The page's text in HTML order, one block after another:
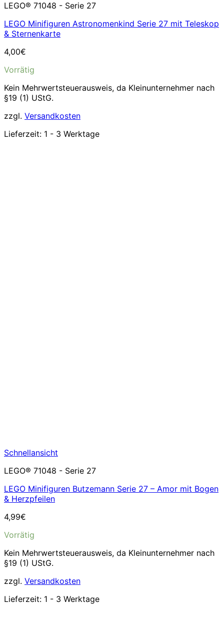
LEGO® 71048 - Serie 27
LEGO Minifiguren Astronomenkind Serie 27 mit Teleskop
& Sternenkarte
4,00€
Vorrätig
Kein Mehrwertsteuerausweis, da Kleinunternehmer nach
§19 (1) UStG.
zzgl. Versandkosten
Lieferzeit: 1 - 3 Werktage
Schnellansicht
LEGO® 71048 - Serie 27
LEGO Minifiguren Butzemann Serie 27 – Amor mit Bogen
& Herzpfeilen
4,99€
Vorrätig
Kein Mehrwertsteuerausweis, da Kleinunternehmer nach
§19 (1) UStG.
zzgl. Versandkosten
Lieferzeit: 1 - 3 Werktage